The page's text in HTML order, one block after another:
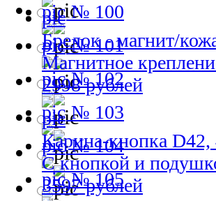
№ 100
№ 101
№ 102
№ 103
№ 104
№ 105
Брелок - магнит/
Магнитное
2998 рублей
Карина-кнопка
С кнопкой и
3597 рублей